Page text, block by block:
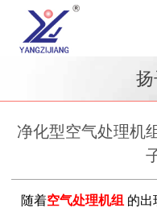
净化型空气处理机
随着空气处理机组 的出